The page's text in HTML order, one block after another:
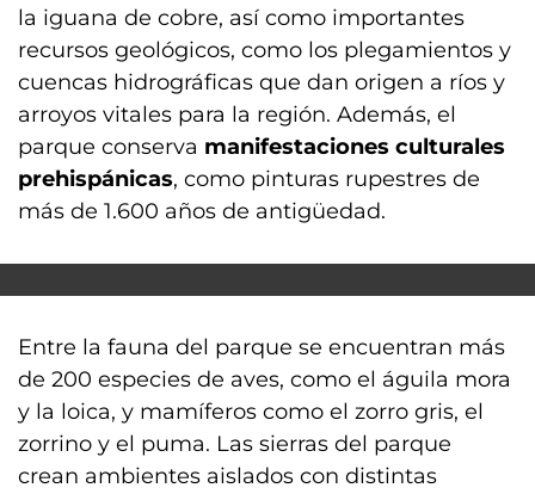
la iguana de cobre, así como importantes
recursos geológicos, como los plegamientos y
cuencas hidrográficas que dan origen a ríos y
arroyos vitales para la región. Además, el
parque conserva manifestaciones culturales
prehispánicas, como pinturas rupestres de
más de 1.600 años de antigüedad.
Entre la fauna del parque se encuentran más
de 200 especies de aves, como el águila mora
y la loica, y mamíferos como el zorro gris, el
zorrino y el puma. Las sierras del parque
crean ambientes aislados con distintas